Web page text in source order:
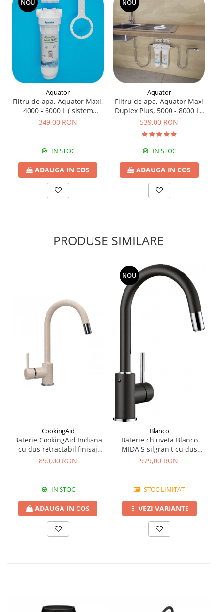
NOU
Aquator
Filtru de apa, Aquator Maxi,
4000 - 6000 L ( sistem
complet )
349,00 RON
IN STOC
ADAUGA IN COS
NOU
Aquator
Filtru de apa, Aquator Maxi
Duplex Plus, 5000 - 8000 L (
sistem complet )
539,00 RON
IN STOC
ADAUGA IN COS
PRODUSE SIMILARE
CookingAid
Baterie CookingAid Indiana
cu dus retractabil finisaj
granit Bej Pigmentat /
890,00 RON
IN STOC
ADAUGA IN COS
NOU
Blanco
Baterie chiuveta Blanco
MIDA S silgranit cu dus
extractibil, diferite culori
979,00 RON
STOC LIMITAT
VEZI VARIANTE